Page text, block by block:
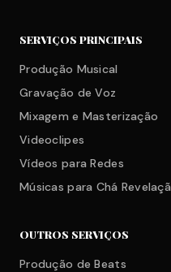
SERVIÇOS PRINCIPAIS
Produção Musical
Gravação de Voz
Mixagem e Masterização
Videoclipes
Vídeos para Redes
Músicas para Chá
OUTROS SERVIÇOS
Produção de Beats